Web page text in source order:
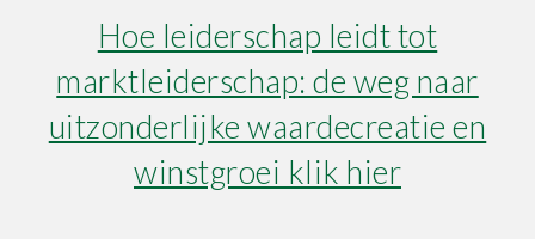
Hoe leiderschap leidt tot
marktleiderschap: de weg naar
uitzonderlijke waardecreatie en
winstgroei klik hier